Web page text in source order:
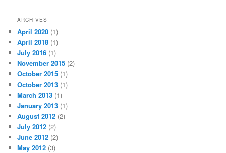
ARCHIVES
April 2020 (1)
April 2018 (1)
July 2016 (1)
November 2015 (2)
October 2015 (1)
October 2013 (1)
March 2013 (1)
January 2013 (1)
August 2012 (2)
July 2012 (2)
June 2012 (2)
May 2012 (3)